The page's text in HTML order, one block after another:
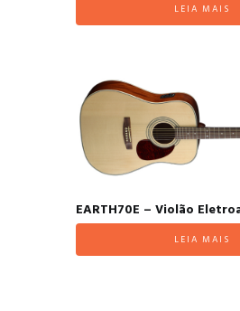
LEIA MAIS
EARTH70E – Violão
LEIA MAIS